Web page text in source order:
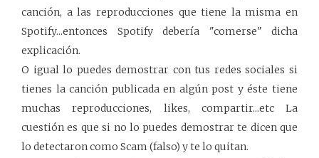
canción, a las reproducciones que tiene la misma en
Spotify...entonces Spotify debería "comerse" dicha
explicación.
O igual lo puedes demostrar con tus redes sociales si
tienes la canción publicada en algún post y éste tiene
muchas reproducciones, likes, compartir...etc La
cuestión es que si no lo puedes demostrar te dicen que
lo detectaron como Scam (falso) y te lo quitan.